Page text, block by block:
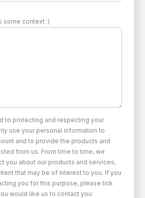
some context :)
to protecting and respecting your
use your personal information to
and to provide the products and
from us. From time to time, we
you about our products and services,
that may be of interest to you. If you
you for this purpose, please tick
would like us to contact you: